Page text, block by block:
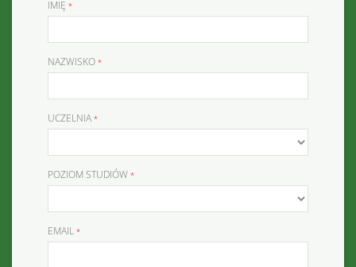
IMIĘ
NAZWISKO
UCZELNIA
POZIOM STUDIÓW
EMAIL